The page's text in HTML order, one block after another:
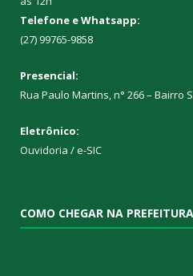
Telefone e Whatsapp:
(27) 99765-9858
Presencial:
Rua Paulo Martins, n° 266 – Bairro
Eletrônico:
Ouvidoria /e-SIC
COMO CHEGAR NA PREFEITURA